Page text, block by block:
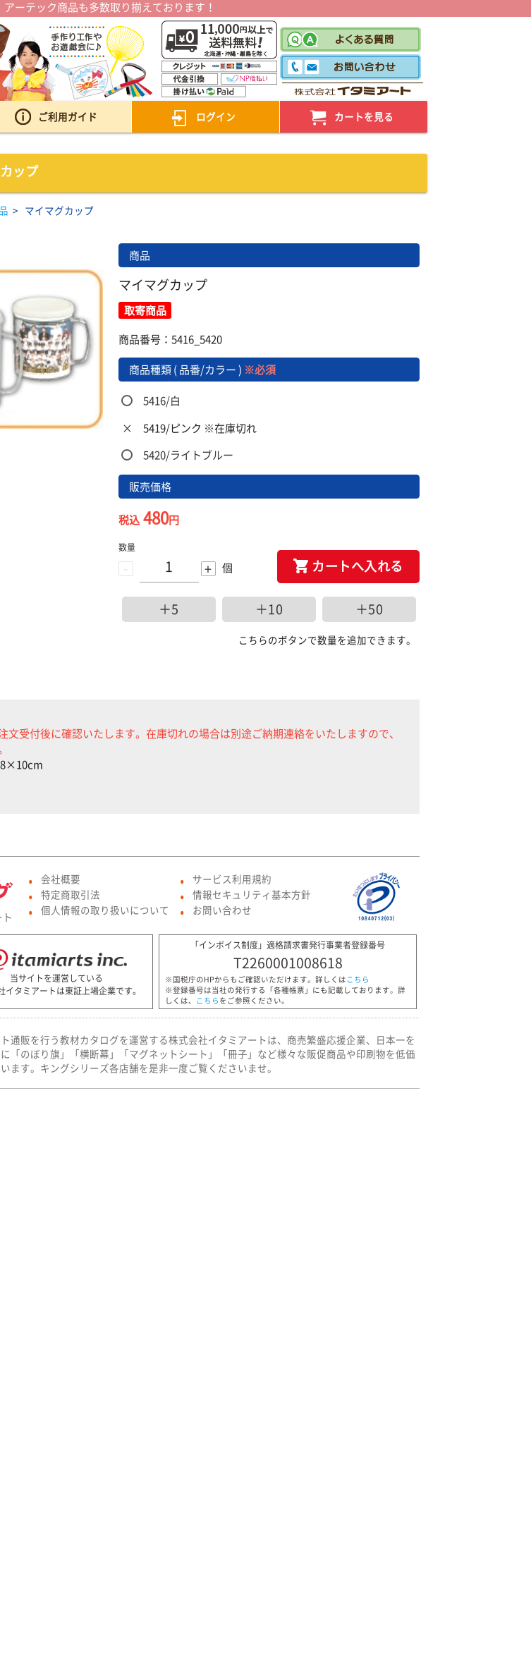
ーテック商品も多数取り揃えております！
ご利用ガイド ログイン カートを見る
ップ
> マイマグカップ
商品
マイマグカップ
取寄商品
商品番号：5416_5420
商品種類 ( 品番/カラー ) ※必須
5416/白
×
5419/ピンク ※在庫切れ
5420/ライトブルー
販売価格
税込 480円
-
数量
+ 個 カートへ入れる
＋5 ＋10 ＋50
こちらのボタンで数量を追加できます。
受付後に確認いたします。在庫切れの場合は別途ご納期連絡をいたしますので、
● 会社概要
● 特定商取引法
● 個人情報の取り扱いについて
● サービス利用規約
● 情報セキュリティ基本方針
● お問い合わせ
当サイトを運営している
イタミアートは東証上場企業です。
「インボイス制度」適格請求書発行事業者登録番号
T2260001008618
※国税庁のHPからもご確認いただけます。詳しくは こちら
※登録番号は当社の発行する「各種帳票」にも記載しております。詳
しくは、
こちら をご参照ください。
通販を行う教材カタログを運営する株式会社イタミアートは、商売繁盛応援企業、日本一を
「のぼり旗」「横断幕」「マグネットシート」「冊子」など様々な販促商品や印刷物を低価
ます。キングシリーズ各店舗を是非一度ご覧くださいませ。